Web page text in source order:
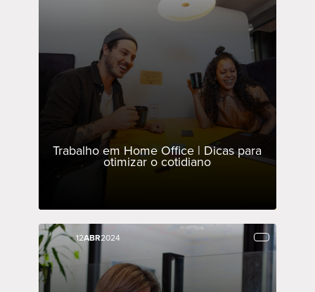
Trabalho em Home Office | Dicas para
otimizar o cotidiano
12ABR2024
12ABR2024